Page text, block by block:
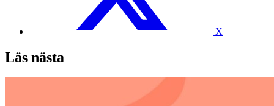
X
Läs nästa